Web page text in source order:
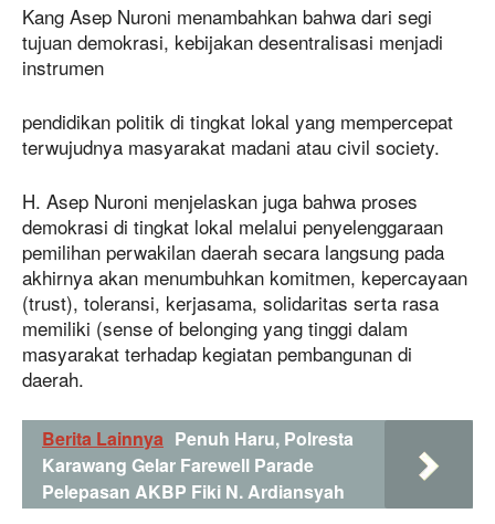
Kang Asep Nuroni menambahkan bahwa dari segi
tujuan demokrasi, kebijakan desentralisasi menjadi
instrumen
pendidikan politik di tingkat lokal yang mempercepat
terwujudnya masyarakat madani atau civil society.
H. Asep Nuroni menjelaskan juga bahwa proses
demokrasi di tingkat lokal melalui penyelenggaraan
pemilihan perwakilan daerah secara langsung pada
akhirnya akan menumbuhkan komitmen, kepercayaan
(trust), toleransi, kerjasama, solidaritas serta rasa
memiliki (sense of belonging yang tinggi dalam
masyarakat terhadap kegiatan pembangunan di
daerah.
Berita Lainnya Penuh Haru, Polresta
Karawang Gelar Farewell Parade
Pelepasan AKBP Fiki N. Ardiansyah